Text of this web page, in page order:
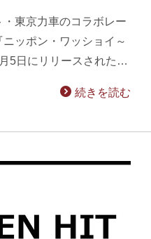
東京力車のコラボレー
ッポン・ワッショイ～
5日にリリースされた…
続きを読む